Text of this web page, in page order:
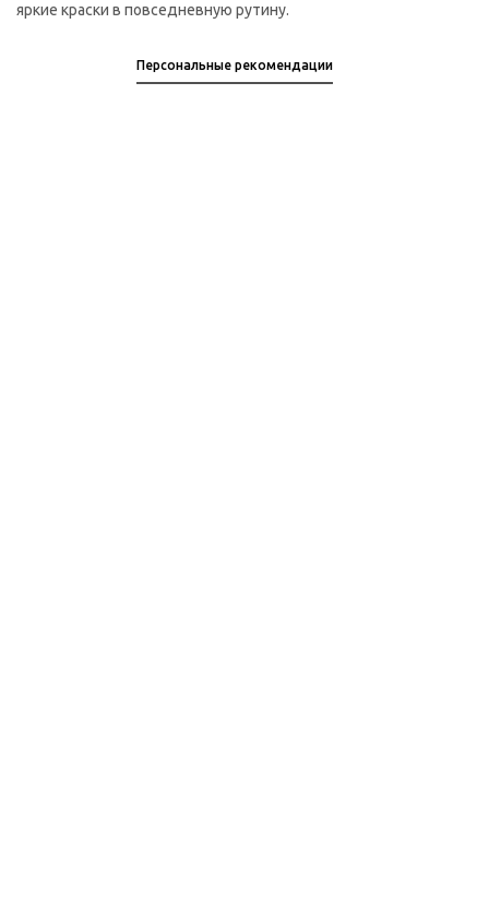
яркие краски в повседневную рутину.
Персональные рекомендации